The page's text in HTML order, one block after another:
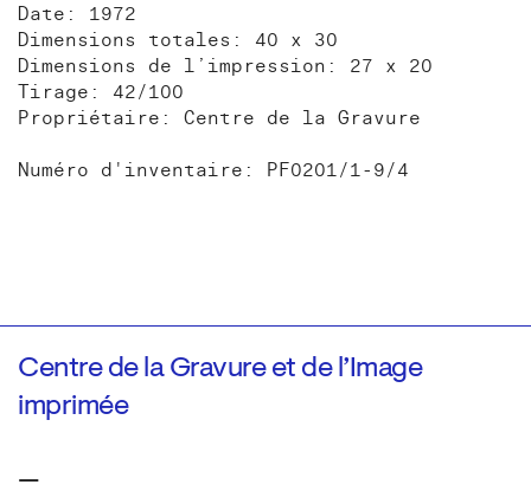
Date: 1972
Dimensions totales: 40 x 30
Dimensions de l’impression: 27 x 20
Tirage: 42/100
Propriétaire: Centre de la Gravure
Numéro d'inventaire: PF0201/1-9/4
Centre de la Gravure et de l’Image
imprimée
—